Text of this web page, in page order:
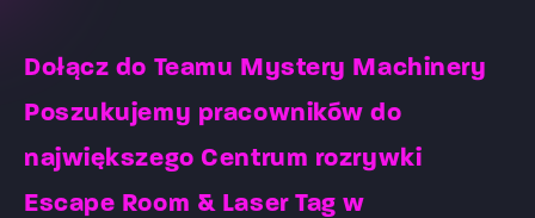
Dołącz do Teamu Mystery Machinery
Poszukujemy pracowników do
największego Centrum rozrywki
Escape Room & Laser Tag w